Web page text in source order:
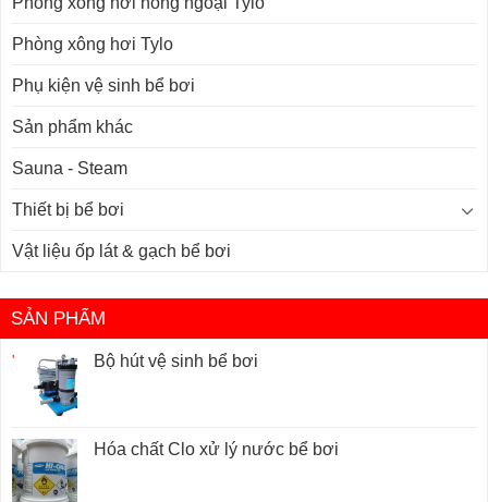
Phòng xông hơi Tylo
Phụ kiện vệ sinh bể bơi
Sản phẩm khác
Sauna - Steam
Thiết bị bể bơi
Vật liệu ốp lát & gạch bể bơi
SẢN PHẨM
Bộ hút vệ sinh bể bơi
Hóa chất Clo xử lý nước bể bơi